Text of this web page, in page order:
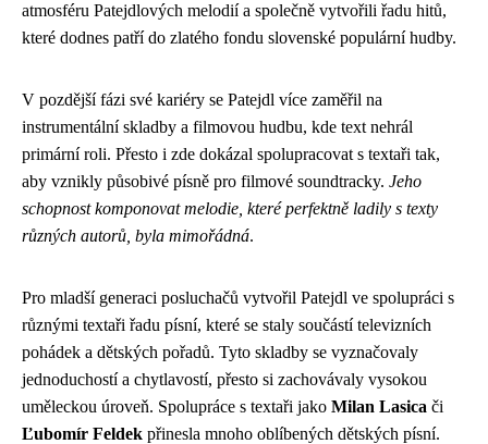
atmosféru Patejdlových melodií a společně vytvořili řadu hitů,
které dodnes patří do zlatého fondu slovenské populární hudby.
V pozdější fázi své kariéry se Patejdl více zaměřil na
instrumentální skladby a filmovou hudbu, kde text nehrál
primární roli. Přesto i zde dokázal spolupracovat s textaři tak,
aby vznikly působivé písně pro filmové soundtracky. Jeho
schopnost komponovat melodie, které perfektně ladily s texty
různých autorů, byla mimořádná.
Pro mladší generaci posluchačů vytvořil Patejdl ve spolupráci s
různými textaři řadu písní, které se staly součástí televizních
pohádek a dětských pořadů. Tyto skladby se vyznačovaly
jednoduchostí a chytlavostí, přesto si zachovávaly vysokou
uměleckou úroveň. Spolupráce s textaři jako Milan Lasica či
Ľubomír Feldek přinesla mnoho oblíbených dětských písní.